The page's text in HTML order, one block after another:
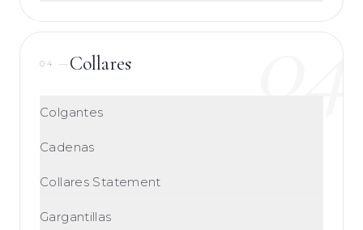
04
04 — Collares
Colgantes
Cadenas
Collares Statement
Gargantillas